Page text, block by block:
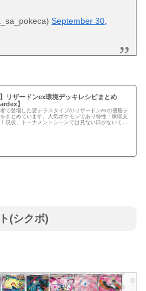
September 30,
】リザードンex環境デッキレシピまとめ
】
で登場した悪テラスタイプのリザードンexの優勝デ
まとめています。人気ポケモンであり特性「煉獄支
現状、トーナメントシーンでは見ない日がないくら
(シクボ)